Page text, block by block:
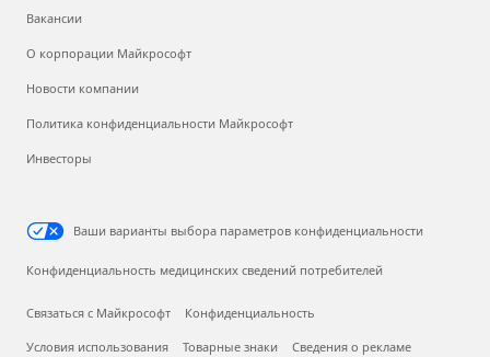
Вакансии
О корпорации Майкрософт
Новости компании
Политика конфиденциальности Майкрософт
Инвесторы
Ваши варианты выбора параметров конфиденциальности
Конфиденциальность медицинских сведений потребителей
Связаться с Майкрософт Конфиденциальность
Условия использования Товарные знаки Сведения о рекламе